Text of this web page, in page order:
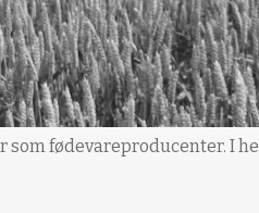
fødevareproducenter. I